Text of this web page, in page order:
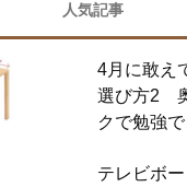
人気記事
4月に敢え
選び方2
クで勉強
テレビボ